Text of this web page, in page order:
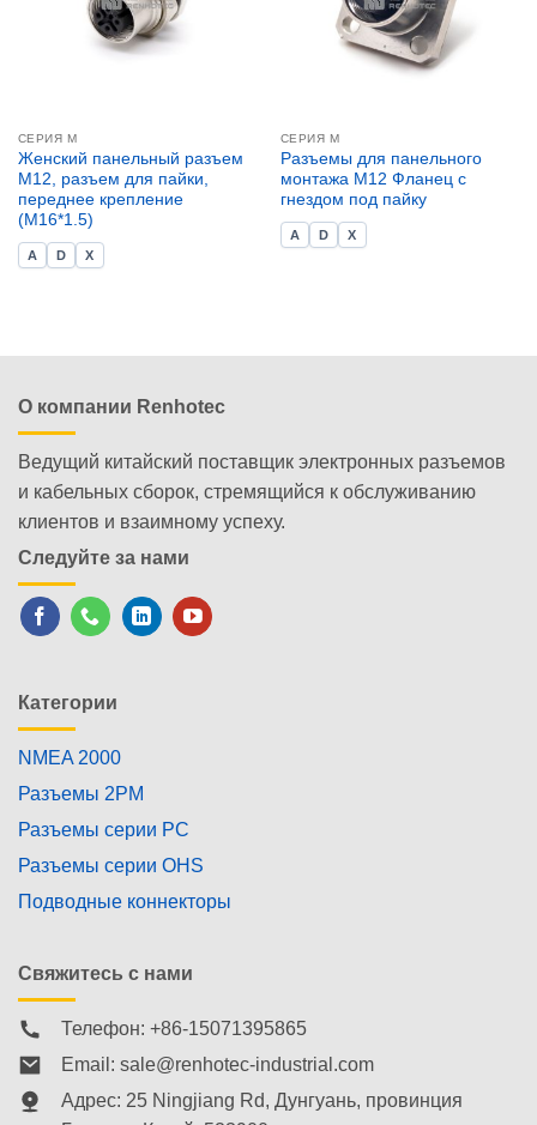
СЕРИЯ М
Женский панельный разъем
M12, разъем для пайки,
переднее крепление
(M16*1.5)
A D X
СЕРИЯ М
Разъемы для панельного
монтажа M12 Фланец с
гнездом под пайку
A D X
О компании Renhotec
Ведущий китайский поставщик электронных разъемов
и кабельных сборок, стремящийся к обслуживанию
клиентов и взаимному успеху.
Следуйте за нами
Категории
NMEA 2000
Разъемы 2PM
Разъемы серии PC
Разъемы серии OHS
Подводные коннекторы
Свяжитесь с нами
Телефон: +86-15071395865
Email: sale@renhotec-industrial.com
Адрес: 25 Ningjiang Rd, Дунгуань, провинция